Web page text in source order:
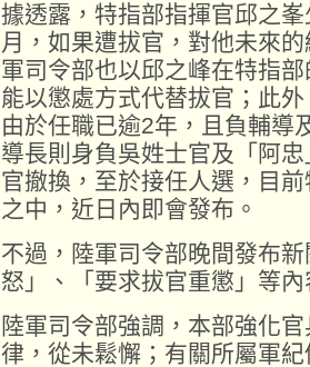
據透露，特指部指揮官邱之
月，如果遭拔官，對他未來
軍司令部也以邱之峰在特指
能以懲處方式代替拔官；此
由於任職已逾2年，且負輔導
導長則身負吳姓士官及「阿
官撤換，至於接任人選，目
之中，近日內即會發布。
不過，陸軍司令部晚間發布
怒」、「要求拔官重懲」等
陸軍司令部強調，本部強化
律，從未鬆懈；有關所屬軍